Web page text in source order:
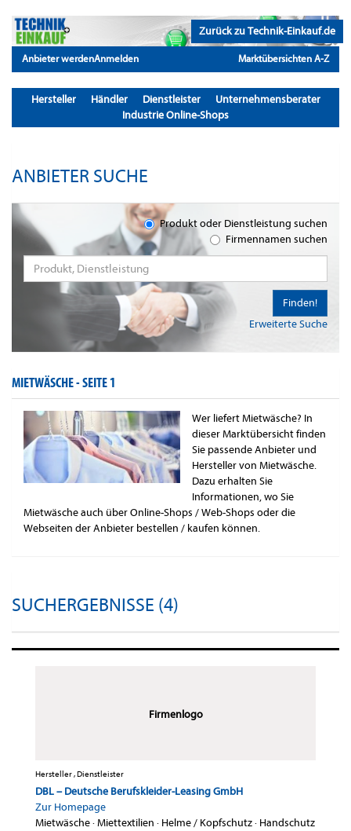
Zurück zu Technik-Einkauf.de
Anbieter werdenAnmelden Marktübersichten A-Z
Hersteller Händler Dienstleister
Unternehmensberater
Industrie Online-Shops
ANBIETER SUCHE
Produkt oder Dienstleistung suchen
Firmennamen suchen
Erweiterte Suche
Finden!
MIETWÄSCHE -SEITE 1
Wer liefert Mietwäsche? In
dieser Marktübersicht finden
Sie passende Anbieter und
Hersteller von Mietwäsche.
Dazu erhalten Sie
Informationen, wo Sie
Mietwäsche auch über Online-Shops / Web-Shops oder die
Webseiten der Anbieter bestellen / kaufen können.
SUCHERGEBNISSE (4)
Firmenlogo
Hersteller , Dienstleister
DBL – Deutsche Berufskleider-Leasing GmbH
Zur Homepage
Mietwäsche·Miettextilien · Helme / Kopfschutz· Handschutz